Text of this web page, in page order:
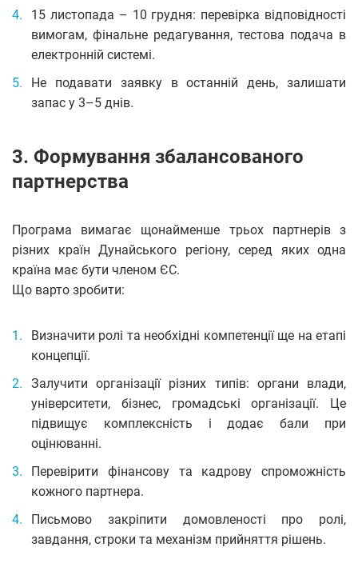
15 листопада – 10 грудня: перевірка відповідності
вимогам, фінальне редагування, тестова подача в
електронній системі.
Не подавати заявку в останній день, залишати
запас у 3–5 днів.
3. Формування збалансованого
партнерства
Програма вимагає щонайменше трьох партнерів з
різних країн Дунайського регіону, серед яких одна
країна має бути членом ЄС.
Що варто зробити:
Визначити ролі та необхідні компетенції ще на етапі
концепції.
Залучити організації різних типів: органи влади,
університети, бізнес, громадські організації. Це
підвищує комплексність і додає бали при
оцінюванні.
Перевірити фінансову та кадрову спроможність
кожного партнера.
Письмово закріпити домовленості про ролі,
завдання, строки та механізм прийняття рішень.